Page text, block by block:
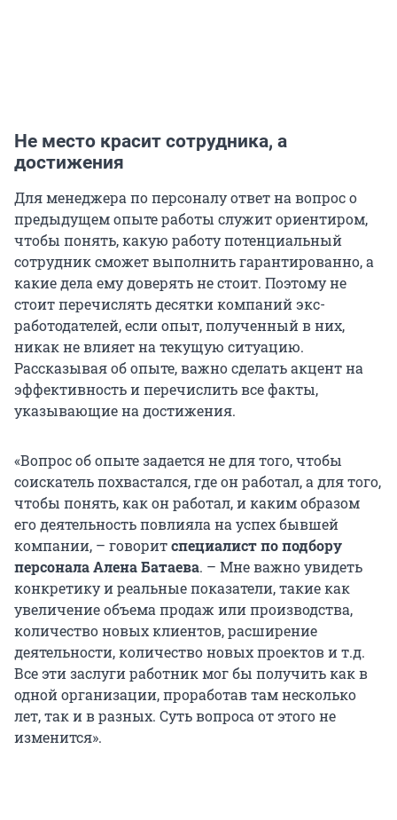
Не место красит сотрудника, а
достижения
Для менеджера по персоналу ответ на вопрос о
предыдущем опыте работы служит ориентиром,
чтобы понять, какую работу потенциальный
сотрудник сможет выполнить гарантированно, а
какие дела ему доверять не стоит. Поэтому не
стоит перечислять десятки компаний экс-
работодателей, если опыт, полученный в них,
никак не влияет на текущую ситуацию.
Рассказывая об опыте, важно сделать акцент на
эффективность и перечислить все факты,
указывающие на достижения.
«Вопрос об опыте задается не для того, чтобы
соискатель похвастался, где он работал, а для того,
чтобы понять, как он работал, и каким образом
его деятельность повлияла на успех бывшей
компании, – говоритспециалист по подбору
персонала Алена Батаева. – Мне важно увидеть
конкретику и реальные показатели, такие как
увеличение объема продаж или производства,
количество новых клиентов, расширение
деятельности, количество новых проектов и т.д.
Все эти заслуги работник мог бы получить как в
одной организации, проработав там несколько
лет, так и в разных. Суть вопроса от этого не
изменится».